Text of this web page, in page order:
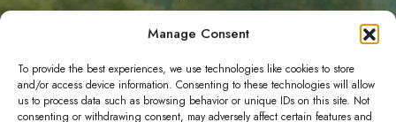
Manage Consent
To provide the best experiences, we use technologies like cookies to store
and/or access device information. Consenting to these technologies will allow
us to process data such as browsing behavior or unique IDs on this site. Not
consenting or withdrawing consent, may adversely affect certain features and
Contact
cristina@campervanfest.ro